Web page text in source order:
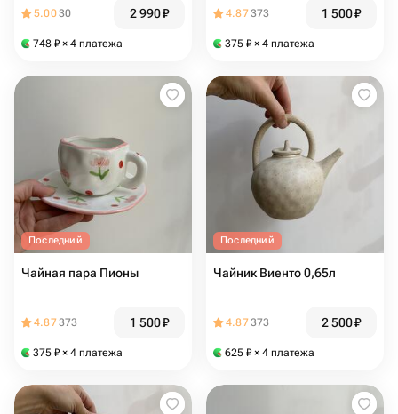
5.0030 2 990₽
748 ₽ × 4 платежа
4.87373 1 500₽
375 ₽ × 4 платежа
Последний
Чайная пара Пионы
4.87373 1 500₽
375 ₽ × 4 платежа
Последний
Чайник Виенто 0,65л
4.87373 2 500₽
625 ₽ × 4 платежа